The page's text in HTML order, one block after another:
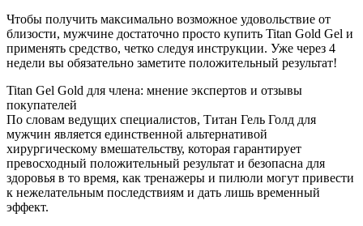
Чтобы получить максимально возможное удовольствие от
близости, мужчине достаточно просто купить Titan Gold Gel и
применять средство, четко следуя инструкции. Уже через 4
недели вы обязательно заметите положительный результат!
Titan Gel Gold для члена: мнение экспертов и отзывы
покупателей
По словам ведущих специалистов, Титан Гель Голд для
мужчин является единственной альтернативой
хирургическому вмешательству, которая гарантирует
превосходный положительный результат и безопасна для
здоровья в то время, как тренажеры и пилюли могут привести
к нежелательным последствиям и дать лишь временный
эффект.